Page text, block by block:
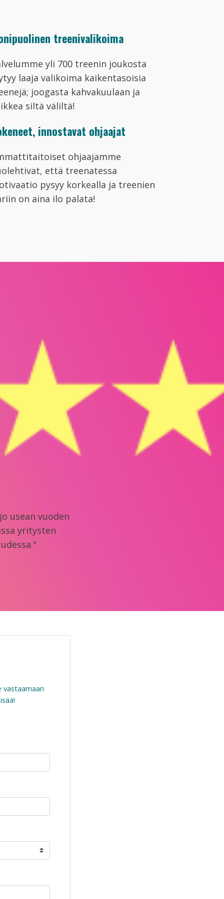
treenivalikoima
yli 700 treenin joukosta
laaja valikoima kaikentasoisia
joogasta kahvakuulaan ja
siltä väliltä!
innostavat ohjaajat
ohjaajamme
että treenatessa
pysyy korkealla ja treenien
on aina ilo palata!
usean vuoden
yritysten
vastaamaan